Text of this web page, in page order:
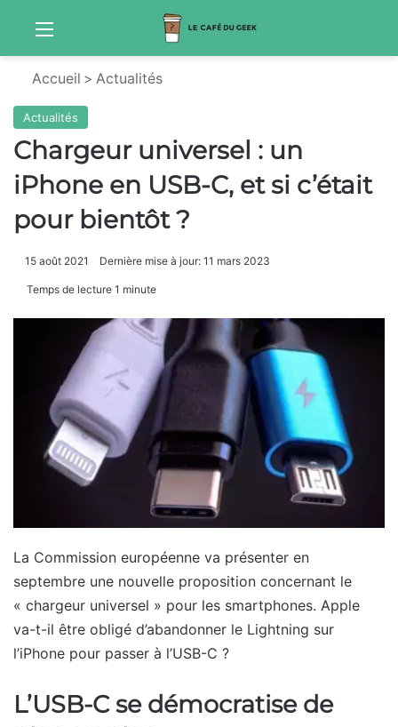
Menu
Accueil > Actualités
Actualités
Chargeur universel : un
iPhone en USB-C, et si c’était
pour bientôt ?
15 août 2021 Dernière mise à jour: 11 mars 2023
Temps de lecture 1 minute
La Commission européenne va présenter en
septembre une nouvelle proposition concernant le
« chargeur universel » pour les smartphones. Apple
va-t-il être obligé d’abandonner le Lightning sur
l’iPhone pour passer à l’USB-C ?
L’USB-C se démocratise de